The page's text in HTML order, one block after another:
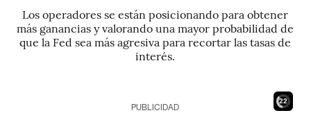
Los operadores se están posicionando para obtener
más ganancias y valorando una mayor probabilidad de
que la Fed sea más agresiva para recortar las tasas de
interés.
21
PUBLICIDAD